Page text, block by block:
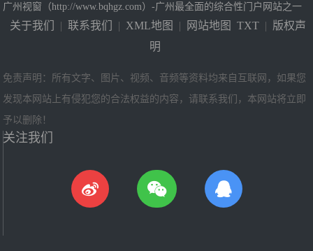
广州视窗（http://www.bqhgz.com）-广州最全面的综合性门户网站之一
关于我们 | 联系我们 | XML地图 | 网站地图 TXT | 版权声
明
免责声明：所有文字、图片、视频、音频等资料均来自互联网，如果您
发现本网站上有侵犯您的合法权益的内容，请联系我们，本网站将立即
予以删除！
关注我们